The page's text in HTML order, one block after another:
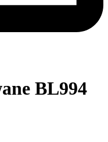
BL994